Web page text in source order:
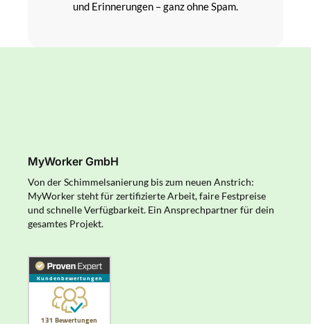
und Erinnerungen – ganz ohne Spam.
MyWorker GmbH
Von der Schimmelsanierung bis zum neuen Anstrich:
MyWorker steht für zertifizierte Arbeit, faire Festpreise
und schnelle Verfügbarkeit. Ein Ansprechpartner für dein
gesamtes Projekt.